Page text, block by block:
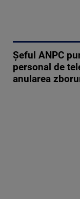
Şeful ANPC
personal de
anularea